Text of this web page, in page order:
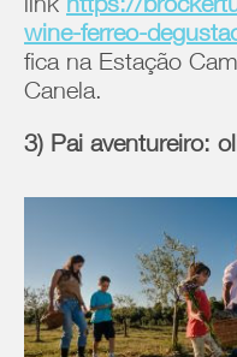
link https://
wine-ferreo-
fica na Estação
Canela.
3) Pai aventureiro: